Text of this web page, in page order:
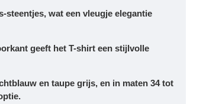
steentjes, wat een vleugje elegantie
geeft het T-shirt een stijlvolle
en taupe grijs, en in maten 34 tot